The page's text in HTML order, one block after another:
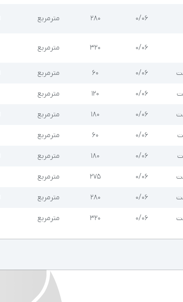
۰/۰۶ ۲۸۰ مترمربع
۰/۰۶ ۳۲۰ مترمربع
۰/۰۶ ۶۰ مترمربع
۰/۰۶ ۱۲۰ مترمربع
۰/۰۶ ۱۸۰ مترمربع
۰/۰۶ ۶۰ مترمربع
۰/۰۶ ۱۸۰ مترمربع
۰/۰۶ ۲۷۵ مترمربع
۰/۰۶ ۲۸۰ مترمربع
۰/۰۶ ۳۲۰ مترمربع